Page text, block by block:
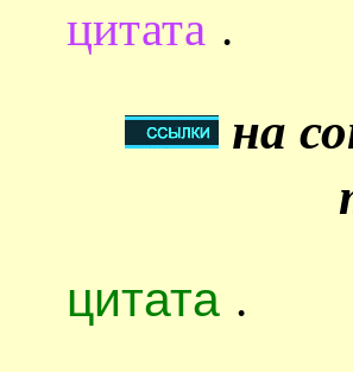
цитата .
на
цитата .